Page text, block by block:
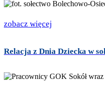
zobacz więcej
Relacja z Dnia Dziecka w